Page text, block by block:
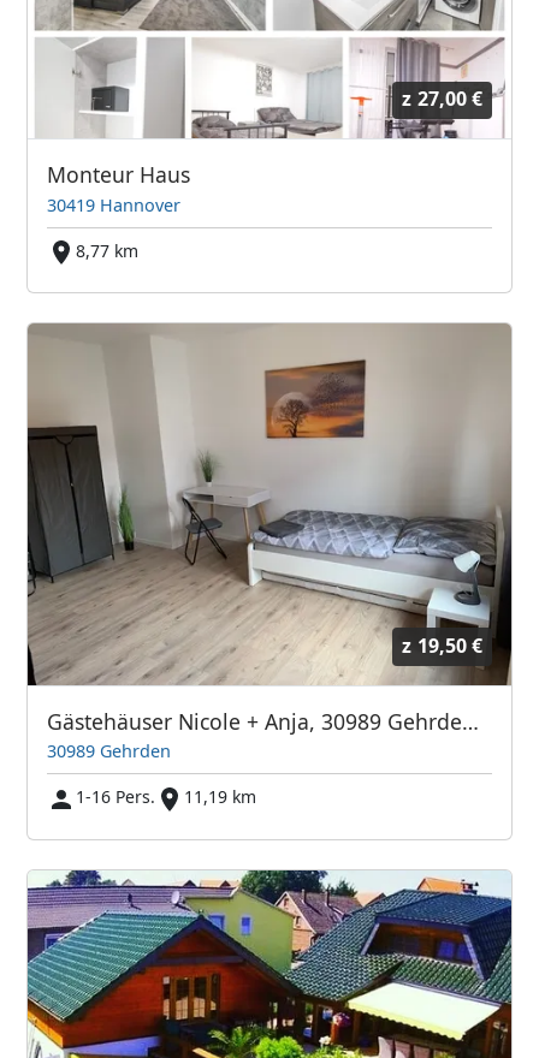
z 27,00 €
Monteur Haus
30419 Hannover
8,77 km
z 19,50 €
Gästehäuser Nicole + Anja, 30989 Gehrden + 30966 Hemmingen, WLAN, Küche, WC/Bad
30989 Gehrden
1-16 Pers.
11,19 km